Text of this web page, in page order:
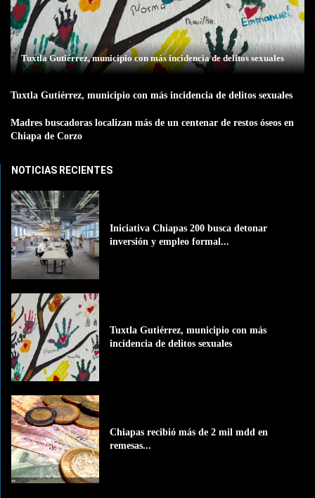
Tuxtla Gutiérrez, municipio con más incidencia de delitos sexuales
Tuxtla Gutiérrez, municipio con más incidencia de delitos sexuales
Madres buscadoras localizan más de un centenar de restos óseos en
Chiapa de Corzo
NOTICIAS RECIENTES
Iniciativa Chiapas 200 busca detonar
inversión y empleo formal...
Tuxtla Gutiérrez, municipio con más
incidencia de delitos sexuales
Chiapas recibió más de 2 mil mdd en
remesas...